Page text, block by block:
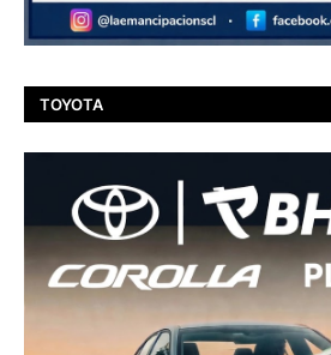
TOYOTA